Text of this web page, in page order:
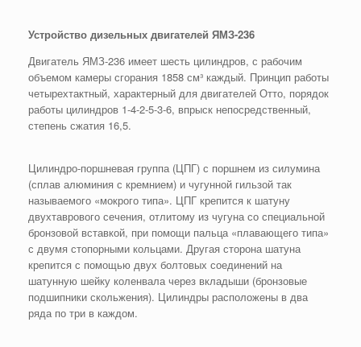
Устройство дизельных двигателей ЯМЗ-236
Двигатель ЯМЗ-236 имеет шесть цилиндров, с рабочим
объемом камеры сгорания 1858 см³ каждый. Принцип работы
четырехтактный, характерный для двигателей Отто, порядок
работы цилиндров 1-4-2-5-3-6, впрыск непосредственный,
степень сжатия 16,5.
Цилиндро-поршневая группа (ЦПГ) с поршнем из силумина
(сплав алюминия с кремнием) и чугунной гильзой так
называемого «мокрого типа». ЦПГ крепится к шатуну
двухтаврового сечения, отлитому из чугуна со специальной
бронзовой вставкой, при помощи пальца «плавающего типа»
с двумя стопорными кольцами. Другая сторона шатуна
крепится с помощью двух болтовых соединений на
шатунную шейку коленвала через вкладыши (бронзовые
подшипники скольжения). Цилиндры расположены в два
ряда по три в каждом.